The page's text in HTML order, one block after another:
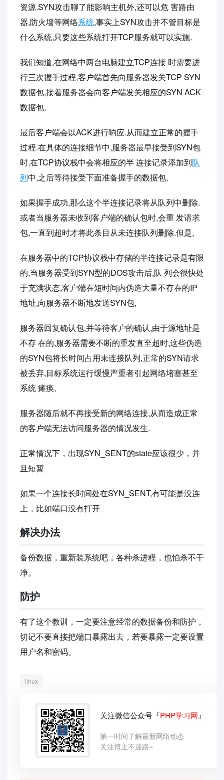
资源.SYN攻击聊了能影响主机外,还可以危 害路由
器,防火墙等网络系统,事实上SYN攻击并不管目标是
什么系统,只要这些系统打开TCP服务就可以实施.
我们知道,在网络中两台电脑建立TCP连接 时需要进
行三次握手过程,客户端首先向服务器发关TCP SYN
数据包,接着服务器会向客户端发关相应的SYN ACK
数据包,
最后客户端会以ACK进行响应.从而建立正常的握手
过程.在具体的连接细节中,服务器最早接受到SYN包
时,在TCP协议栈中会将相应的半 连接记录添加到队
列中,之后等待接受下面准备握手的数据包,
如果握手成功,那么这个半连接记录将从队列中删除.
或者当服务器未收到客户端的确认包时,会重 发请求
包,一直到超时才将此条目从未连接队列删除.但是,
在服务器中的TCP协议栈中存储的半连接记录是有限
的,当服务器受到SYN型的DOS攻击后,队 列会很快处
于充满状态,客户端在短时间内伪造大量不存在的IP
地址,向服务器不断地发送SYN包,
服务器回复确认包,并等待客户的确认,由于源地址是
不存 在的,服务器需要不断的重发直至超时,这些伪造
的SYN包将长时间占用未连接队列,正常的SYN请求
被丢弃,目标系统运行缓慢严重者引起网络堵塞甚至
系统 瘫痪,
服务器随后就不再接受新的网络连接,从而造成正常
的客户端无法访问服务器的情况发生.
正常情况下，出现SYN_SENT的state应该很少，并
且短暂
如果一个连接长时间处在SYN_SENT,有可能是没连
上，比如端口没有打开
解决办法
备份数据，重新装系统吧，各种杀进程，也怕杀不干
净。
防护
有了这个教训，一定要注意经常的数据备份和防护，
切记不要直接把端口暴露出去，若要暴露一定要设置
用户名和密码。
linux
关注微信公众号『PHP学习网 』
第一时间了解最新网络动态
关注博主不迷路~